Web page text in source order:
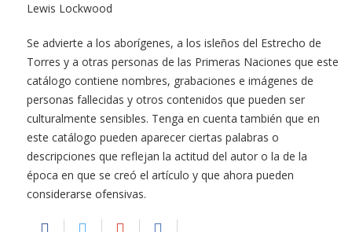
Lewis Lockwood
Se advierte a los aborígenes, a los isleños del Estrecho de
Torres y a otras personas de las Primeras Naciones que este
catálogo contiene nombres, grabaciones e imágenes de
personas fallecidas y otros contenidos que pueden ser
culturalmente sensibles. Tenga en cuenta también que en
este catálogo pueden aparecer ciertas palabras o
descripciones que reflejan la actitud del autor o la de la
época en que se creó el artículo y que ahora pueden
considerarse ofensivas.